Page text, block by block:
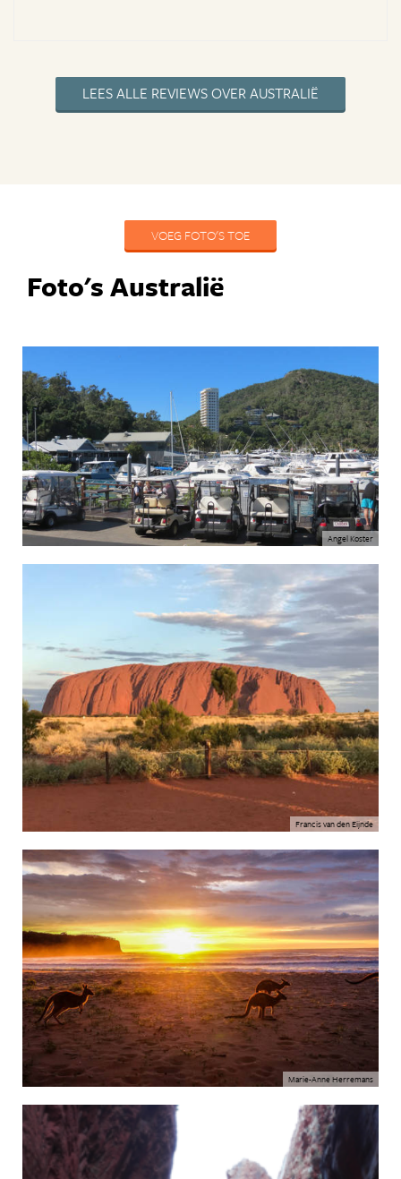
LEES ALLE REVIEWS OVER AUSTRALIË
VOEG FOTO'S TOE
Foto's Australië
Angel Koster
Francis van den Eijnde
Marie-Anne Herremans